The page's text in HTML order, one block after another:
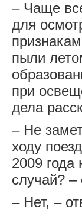
– Чаще
для
пыли
при
дела
– Не
ходу
2009 года
случай?
– Нет, –